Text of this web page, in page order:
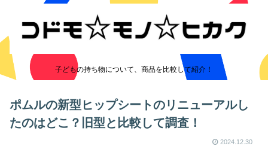
子どもの持ち物について、商品を比較して紹介！
ポムルの新型ヒップシートのリニューアルし
たのはどこ？旧型と比較して調査！
2024.12.30